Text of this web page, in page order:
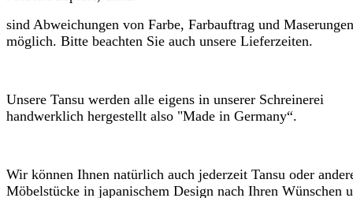
sind Abweichungen von Farbe, Farbauftrag und Maserungen
möglich. Bitte beachten Sie auch unsere Lieferzeiten.
Unsere Tansu werden alle eigens in unserer Schreinerei
handwerklich hergestellt also "Made in Germany“.
Wir können Ihnen natürlich auch jederzeit Tansu oder
Möbelstücke in japanischem Design nach Ihren Wünschen